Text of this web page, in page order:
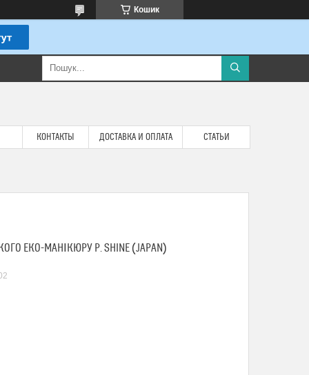
Кошик
КОНТАКТЫ ДОСТАВКА И ОПЛАТА СТАТЬИ
ЕКО-МАНІКЮРУ P. SHINE (JAPAN)